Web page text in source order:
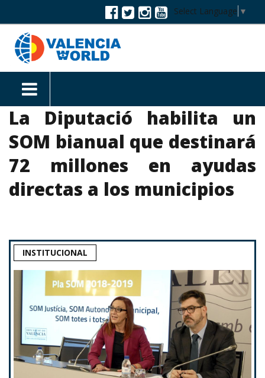
Select Language ▼
La Diputació habilita un
SOM bianual que destinará
72 millones en ayudas
directas a los municipios
INSTITUCIONAL